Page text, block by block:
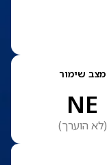
מצב שימור
NE
(לא הוערך)